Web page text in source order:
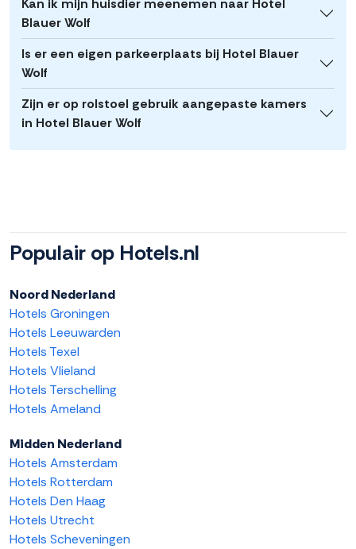
Kan ik mijn huisdier meenemen naar Hotel
Blauer Wolf
Is er een eigen parkeerplaats bij Hotel Blauer
Wolf
Zijn er op rolstoel gebruik aangepaste kamers
in Hotel Blauer Wolf
Populair op Hotels.nl
Noord Nederland
Hotels Groningen
Hotels Leeuwarden
Hotels Texel
Hotels Vlieland
Hotels Terschelling
Hotels Ameland
Midden Nederland
Hotels Amsterdam
Hotels Rotterdam
Hotels Den Haag
Hotels Utrecht
Hotels Scheveningen